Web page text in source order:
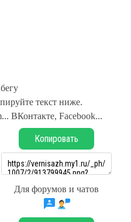
текст ниже.
ВКонтакте, Facebook...
Копировать
Для форумов и чатов